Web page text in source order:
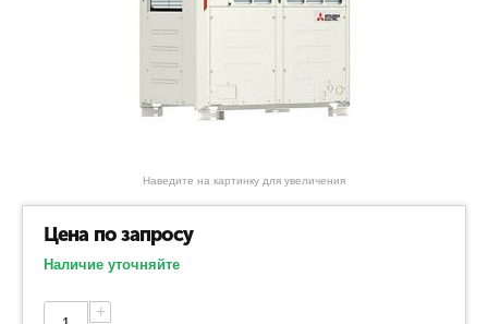
Наведите на картинку для увеличения
Цена по запросу
Наличие уточняйте
+